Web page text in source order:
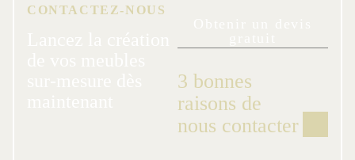
CONTACTEZ-NOUS
3 bonnes
raisons de
nous contacter